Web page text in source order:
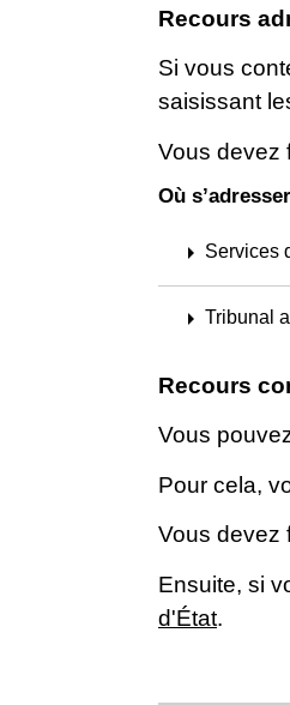
Recours
Si vous
saisissant
Vous devez
Où
arrow_right Services
arrow_right Tribunal
Recours
Vous
Pour cela,
Vous devez
Ensuite, si
d'État.